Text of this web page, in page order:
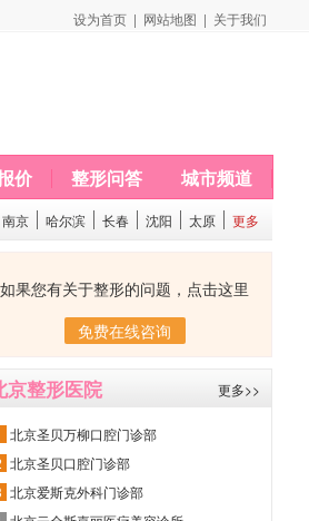
设为首页 | 网站地图 | 关于我们
价 整形问答 城市频道
南京 哈尔滨 长春 沈阳 太原 更多
如果您有关于整形的问题，点击这里
免费在线咨询
京整形医院 更多>>
北京圣贝万柳口腔门诊部
北京圣贝口腔门诊部
北京爱斯克外科门诊部